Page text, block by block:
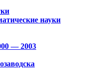
науки
— 2003